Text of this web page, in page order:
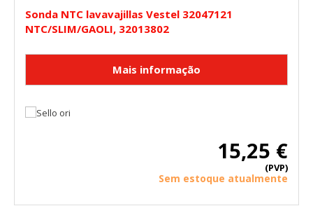
Sonda NTC lavavajillas Vestel 32047121
NTC/SLIM/GAOLI, 32013802
15,25 €
(PVP)
Sem estoque atualmente